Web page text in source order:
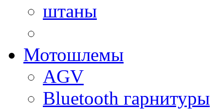
штаны
Мотошлемы
AGV
Bluetooth гарнитуры